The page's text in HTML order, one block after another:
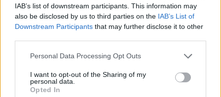
IAB’s list of downstream participants. This information may
also be disclosed by us to third parties on the IAB’s List of
Downstream Participants that may further disclose it to other
Please note that this website/app uses one or more Google
not limited to your visit or usage behaviour. You may click to
grant or deny consent to Google and its third-party tags to
use your data for below specified purposes in below Google
Personal Data Processing Opt Outs
I want to opt-out of the Sharing of my
personal data.
Opted In
Milyen eredményt értetek el?